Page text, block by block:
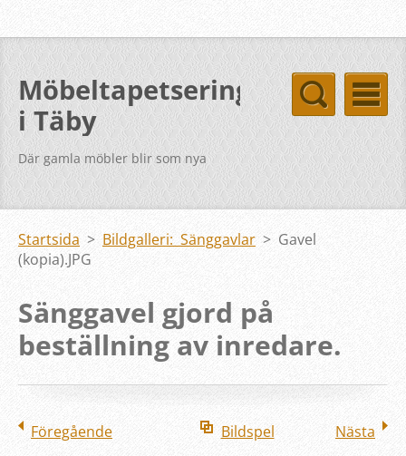
Möbeltapetsering
i Täby
Där gamla möbler blir som nya
Startsida > Bildgalleri: Sänggavlar > Gavel
(kopia).JPG
Sänggavel gjord på
beställning av inredare.
Föregående Bildspel Nästa